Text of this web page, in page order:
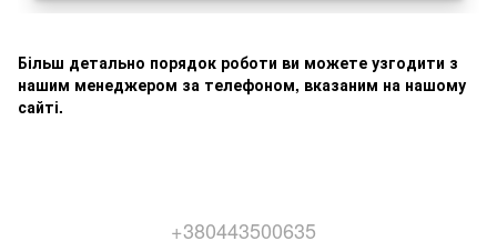
Більш детально порядок роботи ви можете узгодити з
нашим менеджером за телефоном, вказаним на нашому
сайті.
+380443500635